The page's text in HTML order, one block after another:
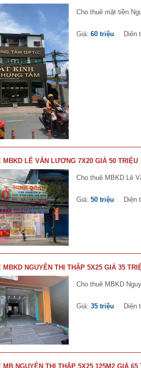
Cho thuê mặt tiền
Giá: 60 triệu Diện
MBKD LÊ VĂN LƯƠNG 7X20 GIÁ 50 TRIỆU
Cho thuê MBKD Lê
Giá: 50 triệu Diện
MBKD NGUYỄN THỊ THẬP 5X25 GIÁ 35
Cho thuê MBKD
Giá: 35 triệu Diện
MB NGUYỄN THỊ THẬP 5X25 125M2 GIÁ 65